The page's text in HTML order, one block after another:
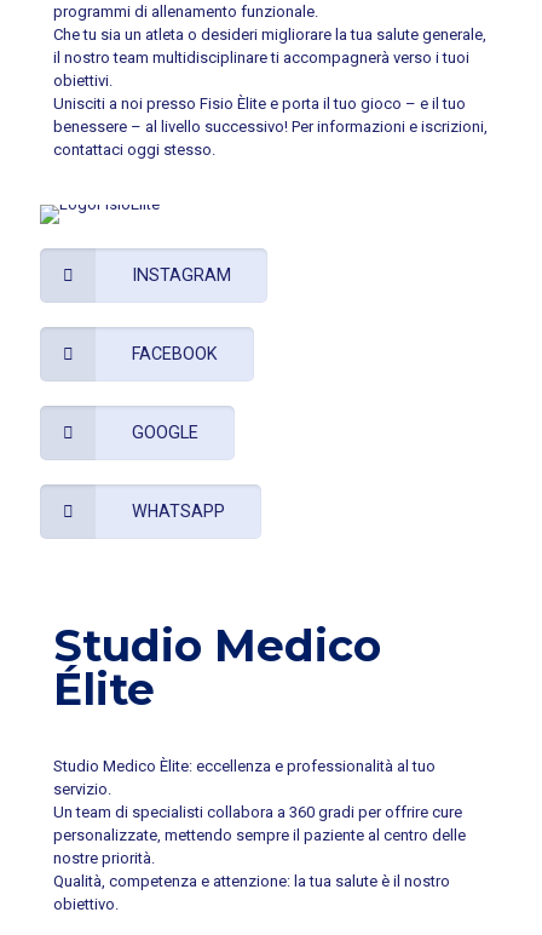
programmi di allenamento funzionale.
Che tu sia un atleta o desideri migliorare la tua salute generale,
il nostro team multidisciplinare ti accompagnerà verso i tuoi
obiettivi.
Unisciti a noi presso Fisio Èlite e porta il tuo gioco – e il tuo
benessere – al livello successivo! Per informazioni e iscrizioni,
contattaci oggi stesso.
INSTAGRAM
FACEBOOK
GOOGLE
WHATSAPP
Studio Medico
Élite
Studio Medico Èlite: eccellenza e professionalità al tuo
servizio.
Un team di specialisti collabora a 360 gradi per offrire cure
personalizzate, mettendo sempre il paziente al centro delle
nostre priorità.
Qualità, competenza e attenzione: la tua salute è il nostro
obiettivo.